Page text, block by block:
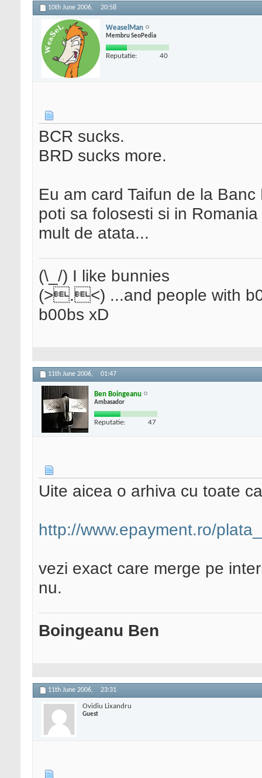
10th June 2006, 20:58
WeaselMan
Membru SeoPedia
Reputatie: 40
BCR sucks.
BRD sucks more.
Eu am card Taifun de la
poti sa folosesti si in
mult de atata...
(\_/) I like bunnies
(>.<) ...and people with
b00bs xD
11th June 2006, 01:47
Ben Boingeanu
Ambasador
Reputatie: 47
Uite aicea o arhiva cu toate
http://www.epayment.ro/
vezi exact care merge pe
nu.
Boingeanu Ben
11th June 2006, 23:31
Ovidiu Lixandru
Guest